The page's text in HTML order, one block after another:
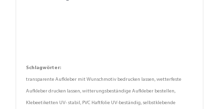
Schlagwörter:
transparente Aufkleber mit Wunschmotiv bedrucken lassen, wetterfeste
Aufkleber drucken lassen, witterungsbeständige Aufkleber bestellen,
Klebeetiketten UV- stabil, PVC Haftfolie UV-beständig, selbstklebende